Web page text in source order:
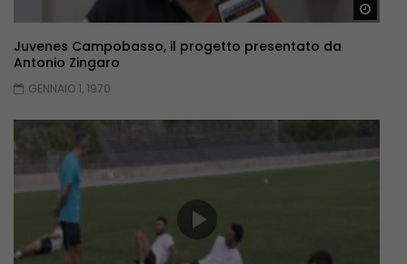
Juvenes Campobasso, il progetto presentato da
Antonio Zingaro
GENNAIO 1, 1970